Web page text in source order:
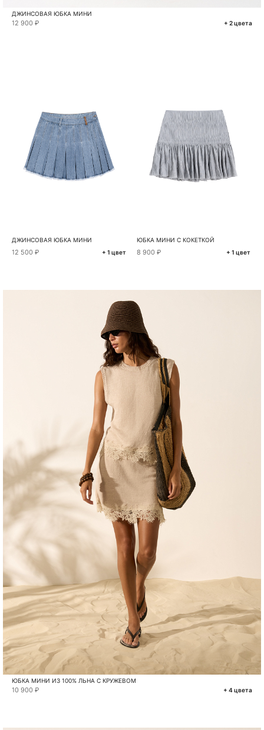
ДЖИНСОВАЯ ЮБКА МИНИ
12 900 ₽ + 2 цвета
ДЖИНСОВАЯ ЮБКА МИНИ
12 500 ₽ + 1 цвет
ЮБКА МИНИ С КОКЕТКОЙ
8 900 ₽ + 1 цвет
ЮБКА МИНИ ИЗ 100% ЛЬНА С КРУЖЕВОМ
10 900 ₽ + 4 цвета